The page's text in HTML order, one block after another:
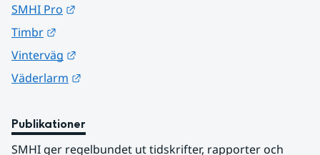
SMHI Pro
Timbr
Vinterväg
Väderlarm
Publikationer
SMHI ger regelbundet ut tidskrifter, rapporter och